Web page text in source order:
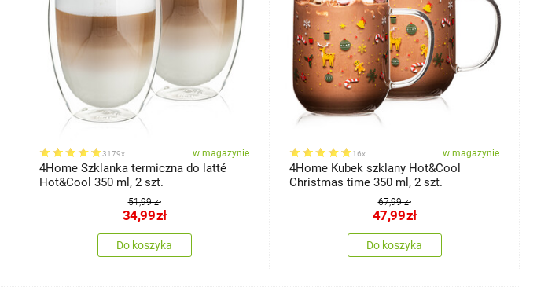
3179x w magazynie
4Home Szklanka termiczna do latté
Hot&Cool 350 ml, 2 szt.
51,99 zł
34,99zł
Do koszyka
16x w magazynie
4Home Kubek szklany Hot&Cool
Christmas time 350 ml, 2 szt.
67,99 zł
47,99zł
Do koszyka